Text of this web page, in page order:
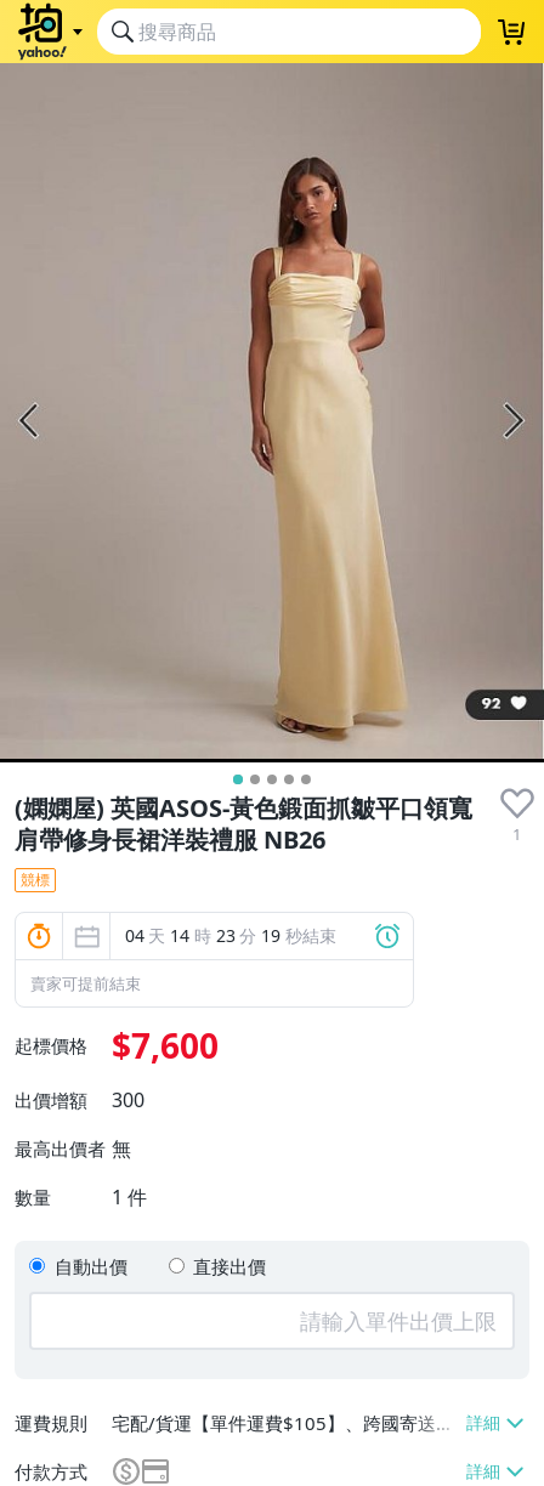
(嫻嫻屋) 英國ASOS-黃色鍛面抓皺平口領寬
肩帶修身長裙洋裝禮服 NB26
1
競標
04 天 14 時 23分 18 秒結束
賣家可提前結束
起標價格 $7,600
出價增額 300
最高出價者 無
數量 1 件
自動出價 直接出價
運費規則
宅配/貨運【單件運費$105】、跨國寄送
【單件運費$80】
付款方式